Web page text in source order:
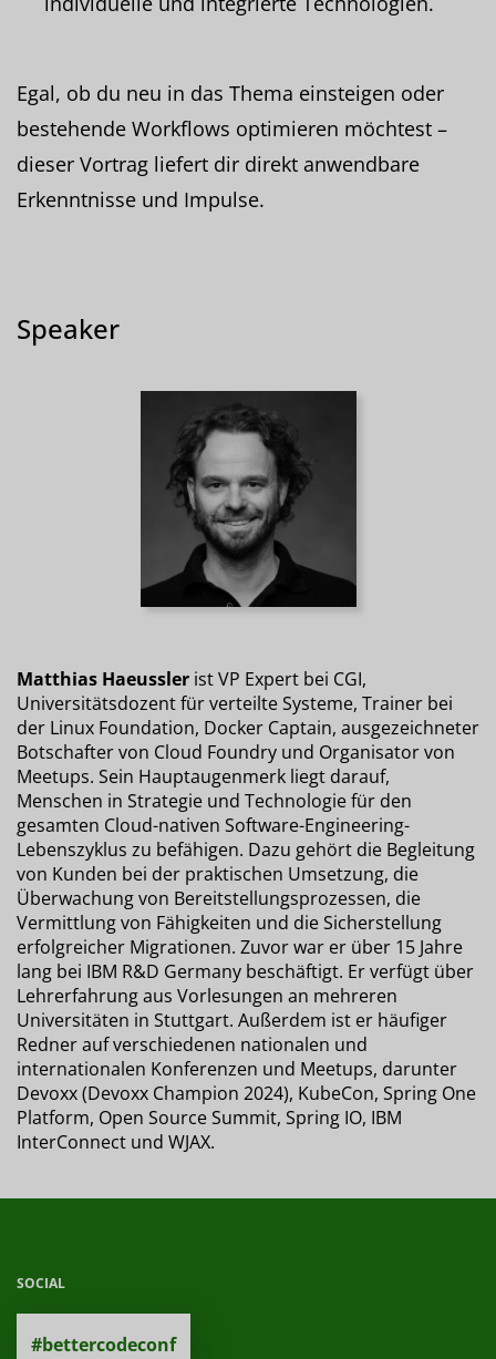
Egal, ob du neu in das Thema einsteigen oder
bestehende Workflows optimieren möchtest –
dieser Vortrag liefert dir direkt anwendbare
Erkenntnisse und Impulse.
Speaker
Matthias Haeussler ist VP Expert bei CGI,
Universitätsdozent für verteilte Systeme, Trainer bei
der Linux Foundation, Docker Captain, ausgezeichneter
Botschafter von Cloud Foundry und Organisator von
Meetups. Sein Hauptaugenmerk liegt darauf,
Menschen in Strategie und Technologie für den
gesamten Cloud-nativen Software-Engineering-
Lebenszyklus zu befähigen. Dazu gehört die Begleitung
von Kunden bei der praktischen Umsetzung, die
Überwachung von Bereitstellungsprozessen, die
Vermittlung von Fähigkeiten und die Sicherstellung
erfolgreicher Migrationen. Zuvor war er über 15 Jahre
lang bei IBM R&D Germany beschäftigt. Er verfügt über
Lehrerfahrung aus Vorlesungen an mehreren
Universitäten in Stuttgart. Außerdem ist er häufiger
Redner auf verschiedenen nationalen und
internationalen Konferenzen und Meetups, darunter
Devoxx (Devoxx Champion 2024), KubeCon, Spring One
Platform, Open Source Summit, Spring IO, IBM
InterConnect und WJAX.
SOCIAL
#bettercodeconf